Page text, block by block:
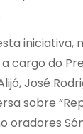
iniciativa,
cargo do
José
sobre
oradores